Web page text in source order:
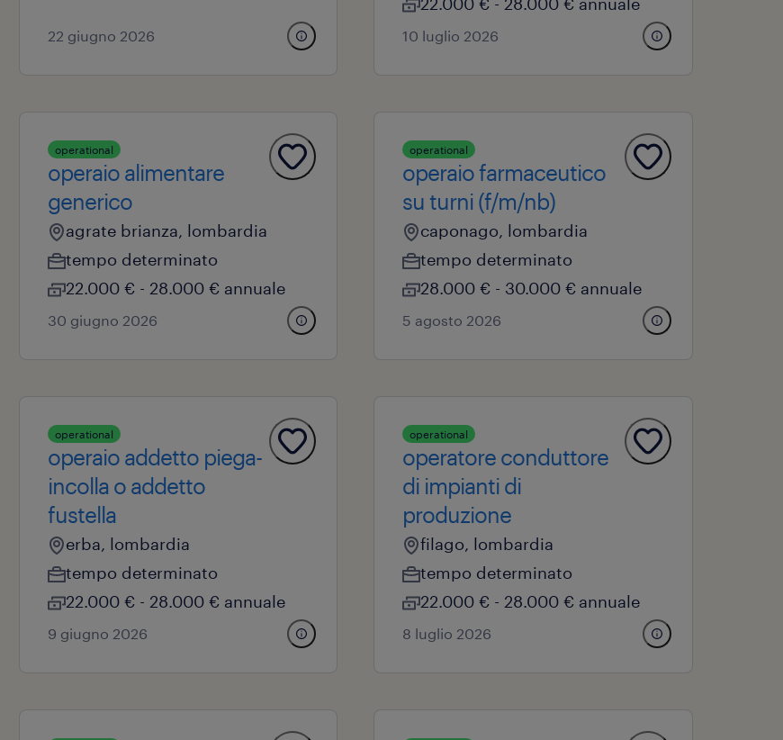
22 giugno 2026 10 luglio 2026
operational
operaio alimentare
generico
agrate brianza, lombardia
tempo determinato
22.000 € - 28.000 € annuale
30 giugno 2026
operational
operaio farmaceutico
su turni (f/m/nb)
caponago, lombardia
tempo determinato
28.000 € - 30.000 € annuale
5 agosto 2026
operational
operaio addetto piega-
incolla o addetto
fustella
erba, lombardia
tempo determinato
22.000 € - 28.000 € annuale
9 giugno 2026
operational
operatore conduttore
di impianti di
produzione
filago, lombardia
tempo determinato
22.000 € - 28.000 € annuale
8 luglio 2026